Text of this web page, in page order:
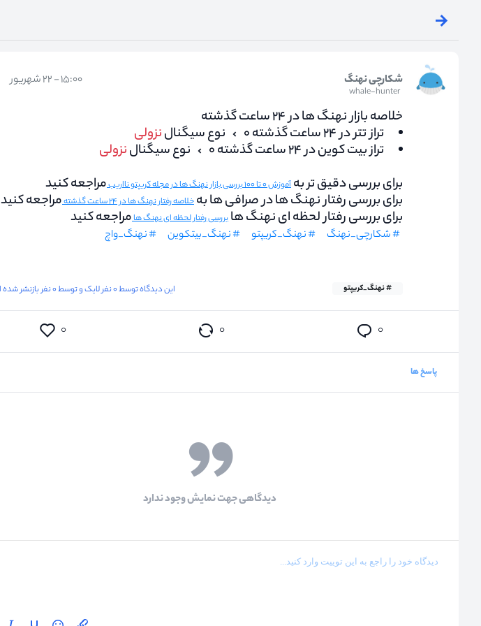
شکارچی نهنگ
whale-hunter
۱۵:۰۰ - ۲۲ شهریور
خلاصه بازار نهنگ ها در ۲۴ ساعت گذشته
تراز تتر در ۲۴ ساعت گذشته ۰
نوع سیگنالنزولی
تراز بیت کوین در ۲۴ ساعت گذشته ۰
نوع سیگنالنزولی
برای بررسی دقیق تر به آموزش ۰ تا ۱۰۰ بررسی بازار نهنگ ها در مجله کریپتو نااریب
مراجعه کنید
برای بررسی رفتار نهنگ ها در صرافی ها به خلاصه رفتار نهنگ ها در ۲۴ ساعت گذشته
مراجعه کنید
برای بررسی رفتار لحظه ای نهنگ ها بررسی رفتار لحظه ای نهنگ هامراجعه کنید
# شکارچی_نهنگ # نهنگ_کریپتو # نهنگ_بیتکوین # نهنگ_واچ
این دیدگاه توسط ۰ نفر لایک و توسط ۰ نفر بازنشر شده است. # نهنگ_کریپتو
۰ ۰ ۰
پاسخ ها
دیدگاهی جهت نمایش وجود ندارد